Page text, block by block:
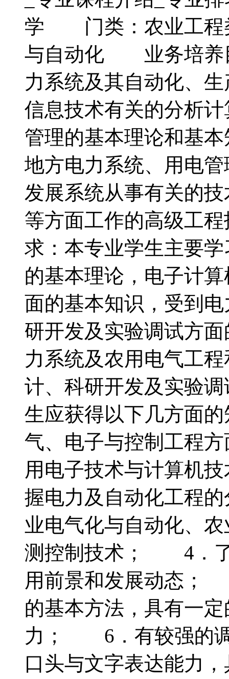
学 门类：农业工程
与自动化 业务培养
力系统及其自动化、
信息技术有关的分析
管理的基本理论和基
地方电力系统、用电
发展系统从事有关的
等方面工作的高级工
求：本专业学生主要
的基本理论，电子计
面的基本知识，受到
研开发及实验调试方
力系统及农用电气工
计、科研开发及实验
生应获得以下几方面
气、电子与控制工程
用电子技术与计算机
握电力及自动化工程
业电气化与自动化、
测控制技术； 4．了
用前景和发展动态；
的基本方法，具有一
力； 6．有较强的调
口头与文字表达能力